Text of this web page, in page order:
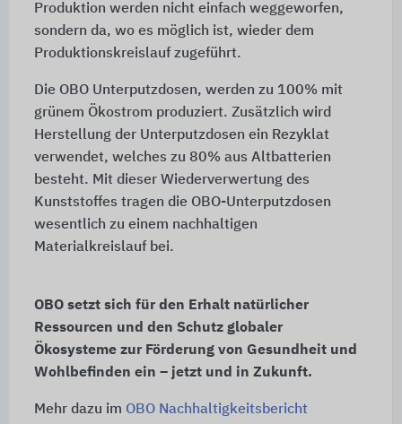
Produktion werden nicht einfach weggeworfen,
sondern da, wo es möglich ist, wieder dem
Produktionskreislauf zugeführt.
Die OBO Unterputzdosen, werden zu 100% mit
grünem Ökostrom produziert. Zusätzlich wird
Herstellung der Unterputzdosen ein Rezyklat
verwendet, welches zu 80% aus Altbatterien
besteht. Mit dieser Wiederverwertung des
Kunststoffes tragen die OBO-Unterputzdosen
wesentlich zu einem nachhaltigen
Materialkreislauf bei.
OBO setzt sich für den Erhalt natürlicher
Ressourcen und den Schutz globaler
Ökosysteme zur Förderung von Gesundheit und
Wohlbefinden ein – jetzt und in Zukunft.
Mehr dazu im OBO Nachhaltigkeitsbericht